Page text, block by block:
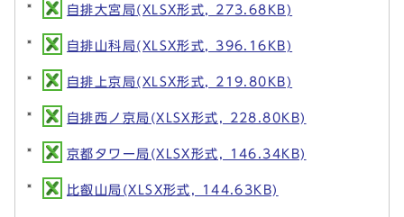
自排大宮局(XLSX形式, 273.68KB)
自排山科局(XLSX形式, 396.16KB)
自排上京局(XLSX形式, 219.80KB)
自排西ノ京局(XLSX形式, 228.80KB)
京都タワー局(XLSX形式, 146.34KB)
比叡山局(XLSX形式, 144.63KB)